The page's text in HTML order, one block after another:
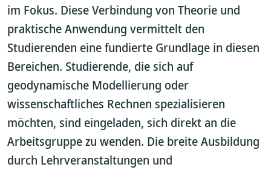
im Fokus. Diese Verbindung von Theorie und
praktische Anwendung vermittelt den
Studierenden eine fundierte Grundlage in diesen
Bereichen. Studierende, die sich auf
geodynamische Modellierung oder
wissenschaftliches Rechnen spezialisieren
möchten, sind eingeladen, sich direkt an die
Arbeitsgruppe zu wenden. Die breite Ausbildung
durch Lehrveranstaltungen und